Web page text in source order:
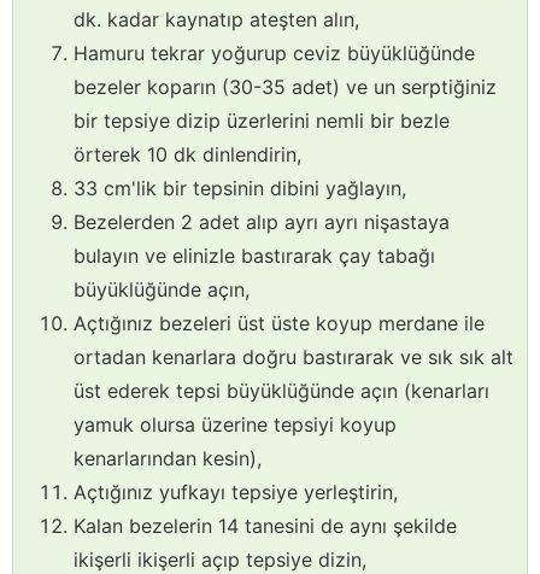
dk. kadar kaynatıp ateşten alın,
Hamuru tekrar yoğurup ceviz büyüklüğünde
bezeler koparın (30-35 adet) ve un serptiğiniz
bir tepsiye dizip üzerlerini nemli bir bezle
örterek 10 dk dinlendirin,
33 cm'lik bir tepsinin dibini yağlayın,
Bezelerden 2 adet alıp ayrı ayrı nişastaya
bulayın ve elinizle bastırarak çay tabağı
büyüklüğünde açın,
Açtığınız bezeleri üst üste koyup merdane ile
ortadan kenarlara doğru bastırarak ve sık sık alt
üst ederek tepsi büyüklüğünde açın (kenarları
yamuk olursa üzerine tepsiyi koyup
kenarlarından kesin),
Açtığınız yufkayı tepsiye yerleştirin,
Kalan bezelerin 14 tanesini de aynı şekilde
ikişerli ikişerli açıp tepsiye dizin,